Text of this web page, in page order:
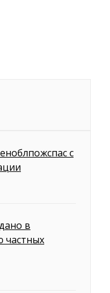
с
в
частных